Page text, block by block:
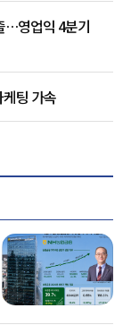
…영업익 4분기
팅 가속